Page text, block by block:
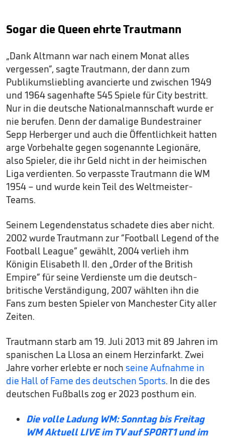
Sogar die Queen ehrte Trautmann
„Dank Altmann war nach einem Monat alles
vergessen“, sagte Trautmann, der dann zum
Publikumsliebling avancierte und zwischen 1949
und 1964 sagenhafte 545 Spiele für City bestritt.
Nur in die deutsche Nationalmannschaft wurde er
nie berufen. Denn der damalige Bundestrainer
Sepp Herberger und auch die Öffentlichkeit hatten
arge Vorbehalte gegen sogenannte Legionäre,
also Spieler, die ihr Geld nicht in der heimischen
Liga verdienten. So verpasste Trautmann die WM
1954 – und wurde kein Teil des Weltmeister-
Teams.
Seinem Legendenstatus schadete dies aber nicht.
2002 wurde Trautmann zur “Football Legend of the
Football League” gewählt, 2004 verlieh ihm
Königin Elisabeth II. den „Order of the British
Empire“ für seine Verdienste um die deutsch-
britische Verständigung, 2007 wählten ihn die
Fans zum besten Spieler von Manchester City aller
Zeiten.
Trautmann starb am 19. Juli 2013 mit 89 Jahren im
spanischen La Llosa an einem Herzinfarkt. Zwei
Jahre vorher erlebte er noch seine Aufnahme in
die Hall of Fame des deutschen Sports. In die des
deutschen Fußballs zog er 2023 posthum ein.
Die volle Ladung WM: Sonntag bis Freitag
WM Aktuell LIVE im TV auf SPORT1 und im